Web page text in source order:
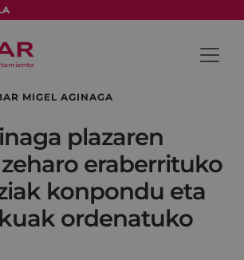
MIGEL AGINAGA
plazaren
eraberrituko
konpondu eta
ordenatuko